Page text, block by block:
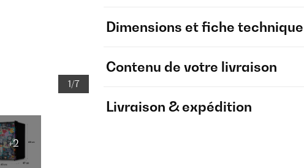
1/7
+2
Dimensions et fiche technique
Contenu de votre livraison
Livraison & expédition